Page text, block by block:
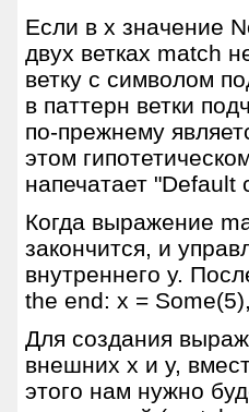
Если в x значение
двух ветках match
ветку с символом
в паттерн ветки
по-прежнему
этом
напечатает "Default
Когда выражение
закончится, и
внутреннего y.
the end: x =
Для создания
внешних x и y,
этого нам нужно